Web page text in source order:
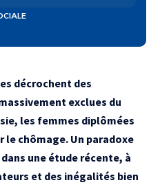
décrochent des
exclues du
les femmes diplômées
chômage. Un paradoxe
une étude récente, à
et des inégalités bien